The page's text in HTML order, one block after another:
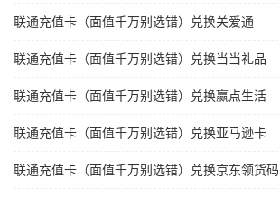
联通充值卡（面值千万别选错）兑换关爱通
联通充值卡（面值千万别选错）兑换当当礼品
联通充值卡（面值千万别选错）兑换赢点生活
联通充值卡（面值千万别选错）兑换亚马逊卡
联通充值卡（面值千万别选错）兑换京东领货码